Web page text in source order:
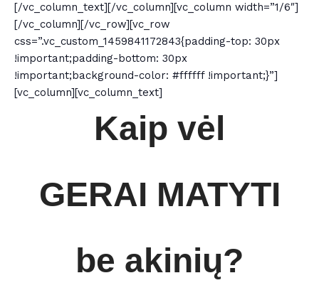
[/vc_column_text][/vc_column][vc_column width=”1/6″]
[/vc_column][/vc_row][vc_row
css=”.vc_custom_1459841172843{padding-top: 30px
!important;padding-bottom: 30px
!important;background-color: #ffffff !important;}”]
[vc_column][vc_column_text]
Kaip vėl
GERAI MATYTI
be akinių?